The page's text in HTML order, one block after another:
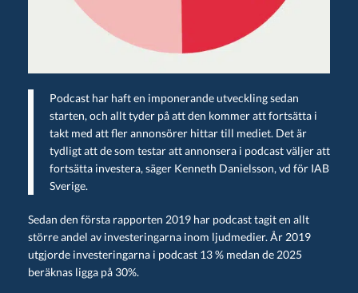
Podcast har haft en imponerande utveckling sedan
starten, och allt tyder på att den kommer att fortsätta i
takt med att fler annonsörer hittar till mediet. Det är
tydligt att de som testar att annonsera i podcast väljer att
fortsätta investera, säger Kenneth Danielsson, vd för IAB
Sverige.
Sedan den första rapporten 2019 har podcast tagit en allt
större andel av investeringarna inom ljudmedier. År 2019
utgjorde investeringarna i podcast 13 % medan de 2025
beräknas ligga på 30%.